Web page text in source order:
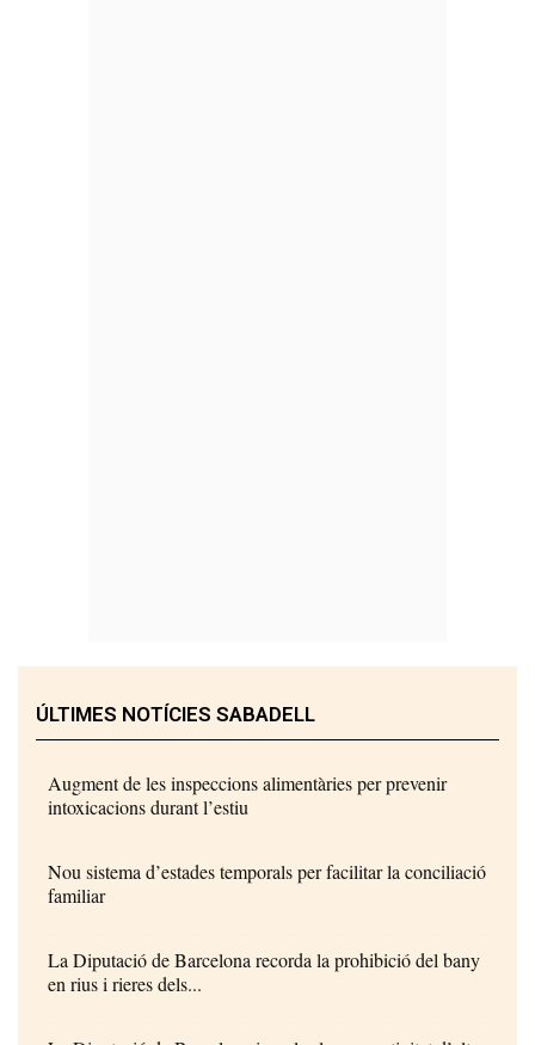
ÚLTIMES NOTÍCIES SABADELL
Augment de les inspeccions alimentàries per prevenir
intoxicacions durant l’estiu
Nou sistema d’estades temporals per facilitar la conciliació
familiar
La Diputació de Barcelona recorda la prohibició del bany
en rius i rieres dels...